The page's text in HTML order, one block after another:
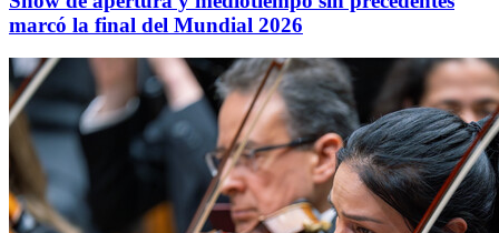
marcó la final del Mundial 2026